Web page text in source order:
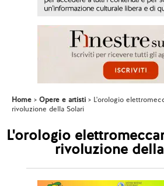
Home Opere e artisti
L'orologio
rivoluzione della Solari
L'orologio
rivoluzione